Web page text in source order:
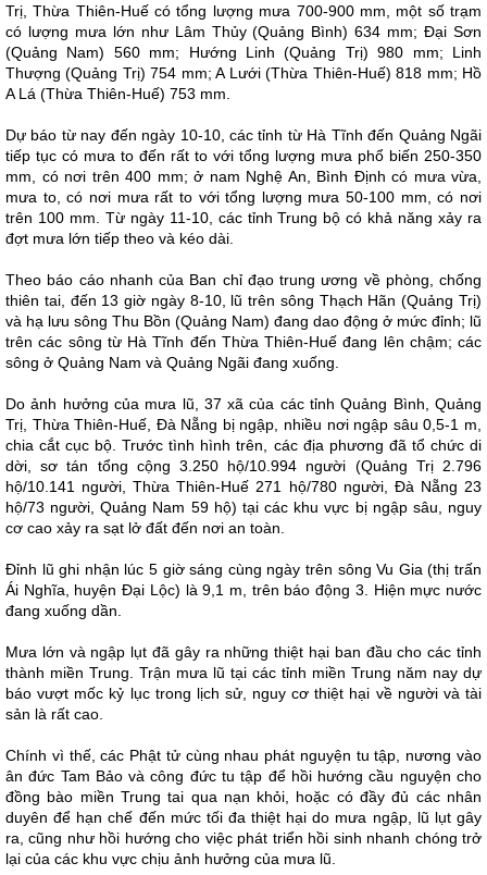
Trị, Thừa Thiên-Huế có tổng lượng mưa 700-900 mm, một số trạm
có lượng mưa lớn như Lâm Thủy (Quảng Bình) 634 mm; Đại Sơn
(Quảng Nam) 560 mm; Hướng Linh (Quảng Trị) 980 mm; Linh
Thượng (Quảng Trị) 754 mm; A Lưới (Thừa Thiên-Huế) 818 mm; Hồ
A Lá (Thừa Thiên-Huế) 753 mm.
Dự báo từ nay đến ngày 10-10, các tỉnh từ Hà Tĩnh đến Quảng Ngãi
tiếp tục có mưa to đến rất to với tổng lượng mưa phổ biến 250-350
mm, có nơi trên 400 mm; ở nam Nghệ An, Bình Định có mưa vừa,
mưa to, có nơi mưa rất to với tổng lượng mưa 50-100 mm, có nơi
trên 100 mm. Từ ngày 11-10, các tỉnh Trung bộ có khả năng xảy ra
đợt mưa lớn tiếp theo và kéo dài.
Theo báo cáo nhanh của Ban chỉ đạo trung ương về phòng, chống
thiên tai, đến 13 giờ ngày 8-10, lũ trên sông Thạch Hãn (Quảng Trị)
và hạ lưu sông Thu Bồn (Quảng Nam) đang dao động ở mức đỉnh; lũ
trên các sông từ Hà Tĩnh đến Thừa Thiên-Huế đang lên chậm; các
sông ở Quảng Nam và Quảng Ngãi đang xuống.
Do ảnh hưởng của mưa lũ, 37 xã của các tỉnh Quảng Bình, Quảng
Trị, Thừa Thiên-Huế, Đà Nẵng bị ngập, nhiều nơi ngập sâu 0,5-1 m,
chia cắt cục bộ. Trước tình hình trên, các địa phương đã tổ chức di
dời, sơ tán tổng cộng 3.250 hộ/10.994 người (Quảng Trị 2.796
hộ/10.141 người, Thừa Thiên-Huế 271 hộ/780 người, Đà Nẵng 23
hộ/73 người, Quảng Nam 59 hộ) tại các khu vực bị ngập sâu, nguy
cơ cao xảy ra sạt lở đất đến nơi an toàn.
Đỉnh lũ ghi nhận lúc 5 giờ sáng cùng ngày trên sông Vu Gia (thị trấn
Ái Nghĩa, huyện Đại Lộc) là 9,1 m, trên báo động 3. Hiện mực nước
đang xuống dần.
Mưa lớn và ngập lụt đã gây ra những thiệt hại ban đầu cho các tỉnh
thành miền Trung. Trận mưa lũ tại các tỉnh miền Trung năm nay dự
báo vượt mốc kỷ lục trong lịch sử, nguy cơ thiệt hại về người và tài
sản là rất cao.
Chính vì thế, các Phật tử cùng nhau phát nguyện tu tập, nương vào
ân đức Tam Bảo và công đức tu tập để hồi hướng cầu nguyện cho
đồng bào miền Trung tai qua nạn khỏi, hoặc có đầy đủ các nhân
duyên để hạn chế đến mức tối đa thiệt hại do mưa ngập, lũ lụt gây
ra, cũng như hồi hướng cho việc phát triển hồi sinh nhanh chóng trở
lại của các khu vực chịu ảnh hưởng của mưa lũ.